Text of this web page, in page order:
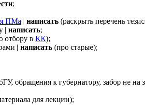
;
ПМа | написать (раскрыть перечень
| написать;
отбору в КК);
| написать (про старые);
обращения к губернатору, забор не
для лекции);